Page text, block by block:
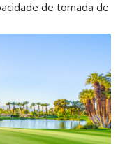
de tomada de